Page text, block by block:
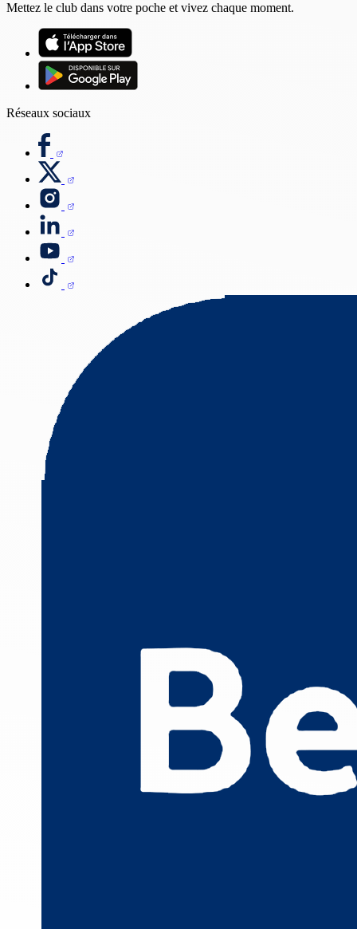
Mettez le club dans votre poche et vivez chaque moment.
Réseaux sociaux